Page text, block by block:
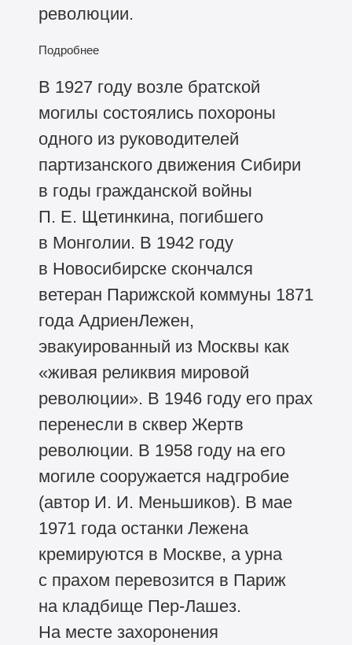
революции.
Подробнее
В 1927 году возле братской
могилы состоялись похороны
одного из руководителей
партизанского движения Сибири
в годы гражданской войны
П. Е. Щетинкина, погибшего
в Монголии. В 1942 году
в Новосибирске скончался
ветеран Парижской коммуны 1871
года АдриенЛежен,
эвакуированный из Москвы как
«живая реликвия мировой
революции». В 1946 году его прах
перенесли в сквер Жертв
революции. В 1958 году на его
могиле сооружается надгробие
(автор И. И. Меньшиков). В мае
1971 года останки Лежена
кремируются в Москве, а урна
с прахом перевозится в Париж
на кладбище Пер-Лашез.
На месте захоронения